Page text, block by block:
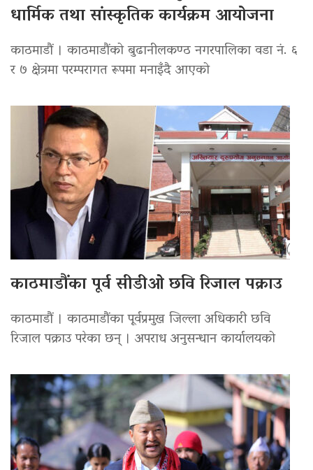
धार्मिक तथा सांस्कृतिक कार्यक्रम आयोजना
काठमाडौं । काठमाडौंको बुढानीलकण्ठ नगरपालिका वडा नं. ६
र ७ क्षेत्रमा परम्परागत रूपमा मनाइँदै आएको
काठमाडौंका पूर्व सीडीओ छवि रिजाल पक्राउ
काठमाडौं । काठमाडौंका पूर्वप्रमुख जिल्ला अधिकारी छवि
रिजाल पक्राउ परेका छन् । अपराध अनुसन्धान कार्यालयको